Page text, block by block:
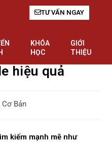
KHÓA
HỌC
GIỚI
THIỆU
Toggle Menu
TƯ VẤN NGAY
hiệu quả
Bản
kiếm mạnh mẽ như